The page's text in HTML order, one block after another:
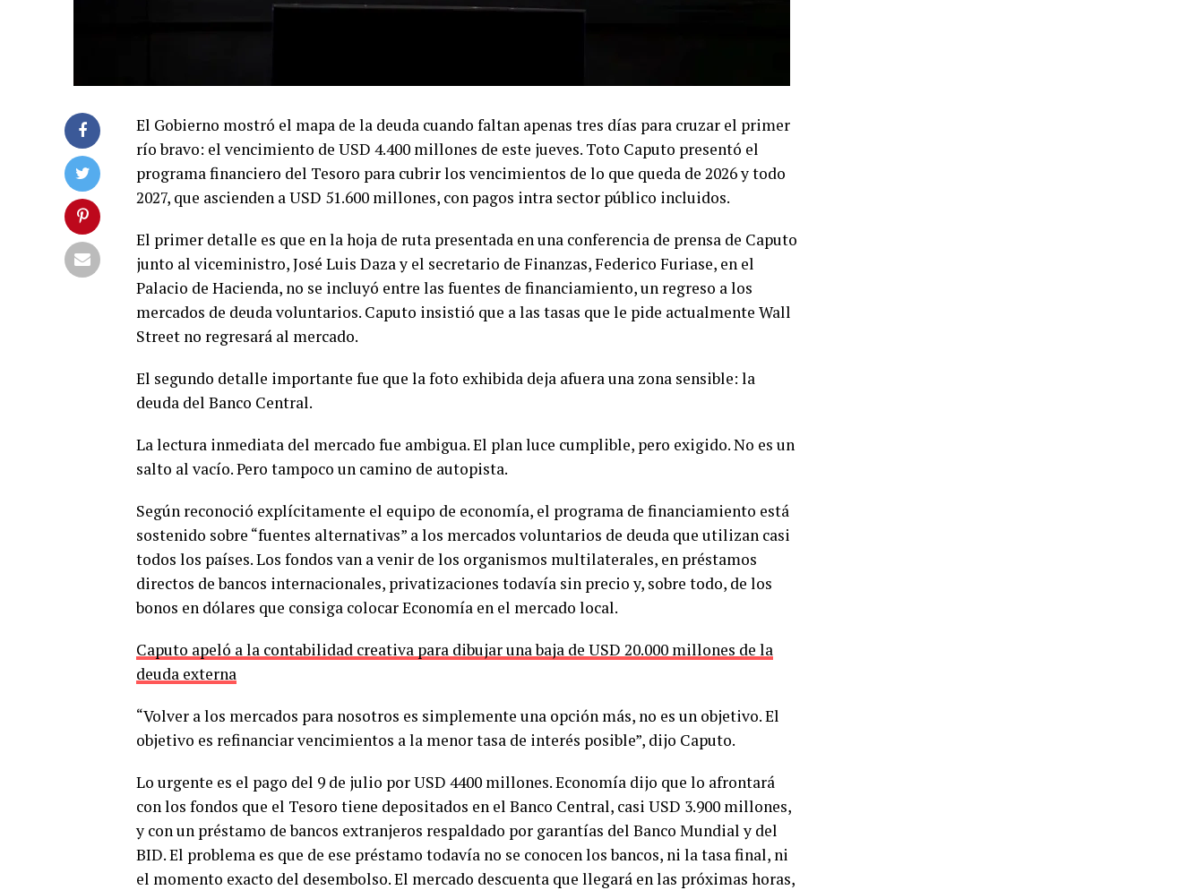
El Gobierno mostró el mapa de la deuda cuando faltan apenas tres días para cruzar el primer
río bravo: el vencimiento de USD 4.400 millones de este jueves. Toto Caputo presentó el
programa financiero del Tesoro para cubrir los vencimientos de lo que queda de 2026 y todo
2027, que ascienden a USD 51.600 millones, con pagos intra sector público incluidos.
El primer detalle es que en la hoja de ruta presentada en una conferencia de prensa de Caputo
junto al viceministro, José Luis Daza y el secretario de Finanzas, Federico Furiase, en el
Palacio de Hacienda, no se incluyó entre las fuentes de financiamiento, un regreso a los
mercados de deuda voluntarios. Caputo insistió que a las tasas que le pide actualmente Wall
Street no regresará al mercado.
El segundo detalle importante fue que la foto exhibida deja afuera una zona sensible: la
deuda del Banco Central.
La lectura inmediata del mercado fue ambigua. El plan luce cumplible, pero exigido. No es un
salto al vacío. Pero tampoco un camino de autopista.
Según reconoció explícitamente el equipo de economía, el programa de financiamiento está
sostenido sobre “fuentes alternativas” a los mercados voluntarios de deuda que utilizan casi
todos los países. Los fondos van a venir de los organismos multilaterales, en préstamos
directos de bancos internacionales, privatizaciones todavía sin precio y, sobre todo, de los
bonos en dólares que consiga colocar Economía en el mercado local.
Caputo apeló a la contabilidad creativa para dibujar una baja de USD 20.000 millones de la
deuda externa
“Volver a los mercados para nosotros es simplemente una opción más, no es un objetivo. El
objetivo es refinanciar vencimientos a la menor tasa de interés posible”, dijo Caputo.
Lo urgente es el pago del 9 de julio por USD 4400 millones. Economía dijo que lo afrontará
con los fondos que el Tesoro tiene depositados en el Banco Central, casi USD 3.900 millones,
y con un préstamo de bancos extranjeros respaldado por garantías del Banco Mundial y del
BID. El problema es que de ese préstamo todavía no se conocen los bancos, ni la tasa final, ni
el momento exacto del desembolso. El mercado descuenta que llegará en las próximas horas,